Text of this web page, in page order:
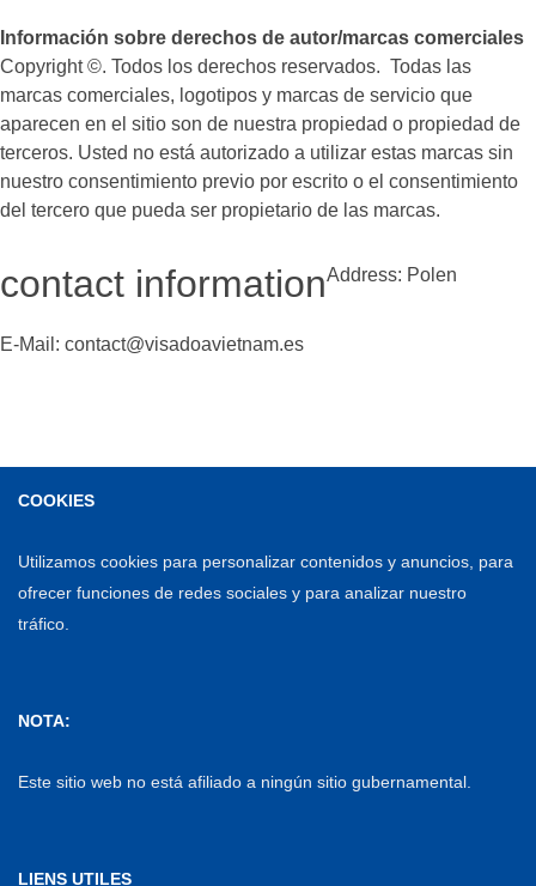
Información sobre derechos de autor/marcas comerciales
Copyright ©. Todos los derechos reservados. Todas las
marcas comerciales, logotipos y marcas de servicio que
aparecen en el sitio son de nuestra propiedad o propiedad de
terceros. Usted no está autorizado a utilizar estas marcas sin
nuestro consentimiento previo por escrito o el consentimiento
del tercero que pueda ser propietario de las marcas.
contact informationAddress: Polen
E-Mail: contact@visadoavietnam.es
COOKIES
Utilizamos cookies para personalizar contenidos y anuncios, para
ofrecer funciones de redes sociales y para analizar nuestro
tráfico.
NOTA:
Este sitio web no está afiliado a ningún sitio gubernamental.
LIENS UTILES